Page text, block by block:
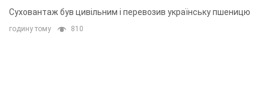
Суховантаж був цивільним і перевозив українську пшеницю
годину тому 810